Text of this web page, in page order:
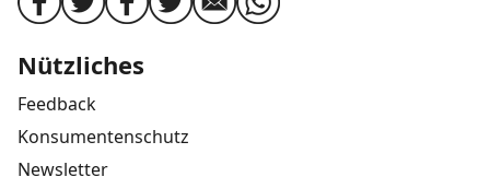
Nützliches
Feedback
Konsumentenschutz
Newsletter